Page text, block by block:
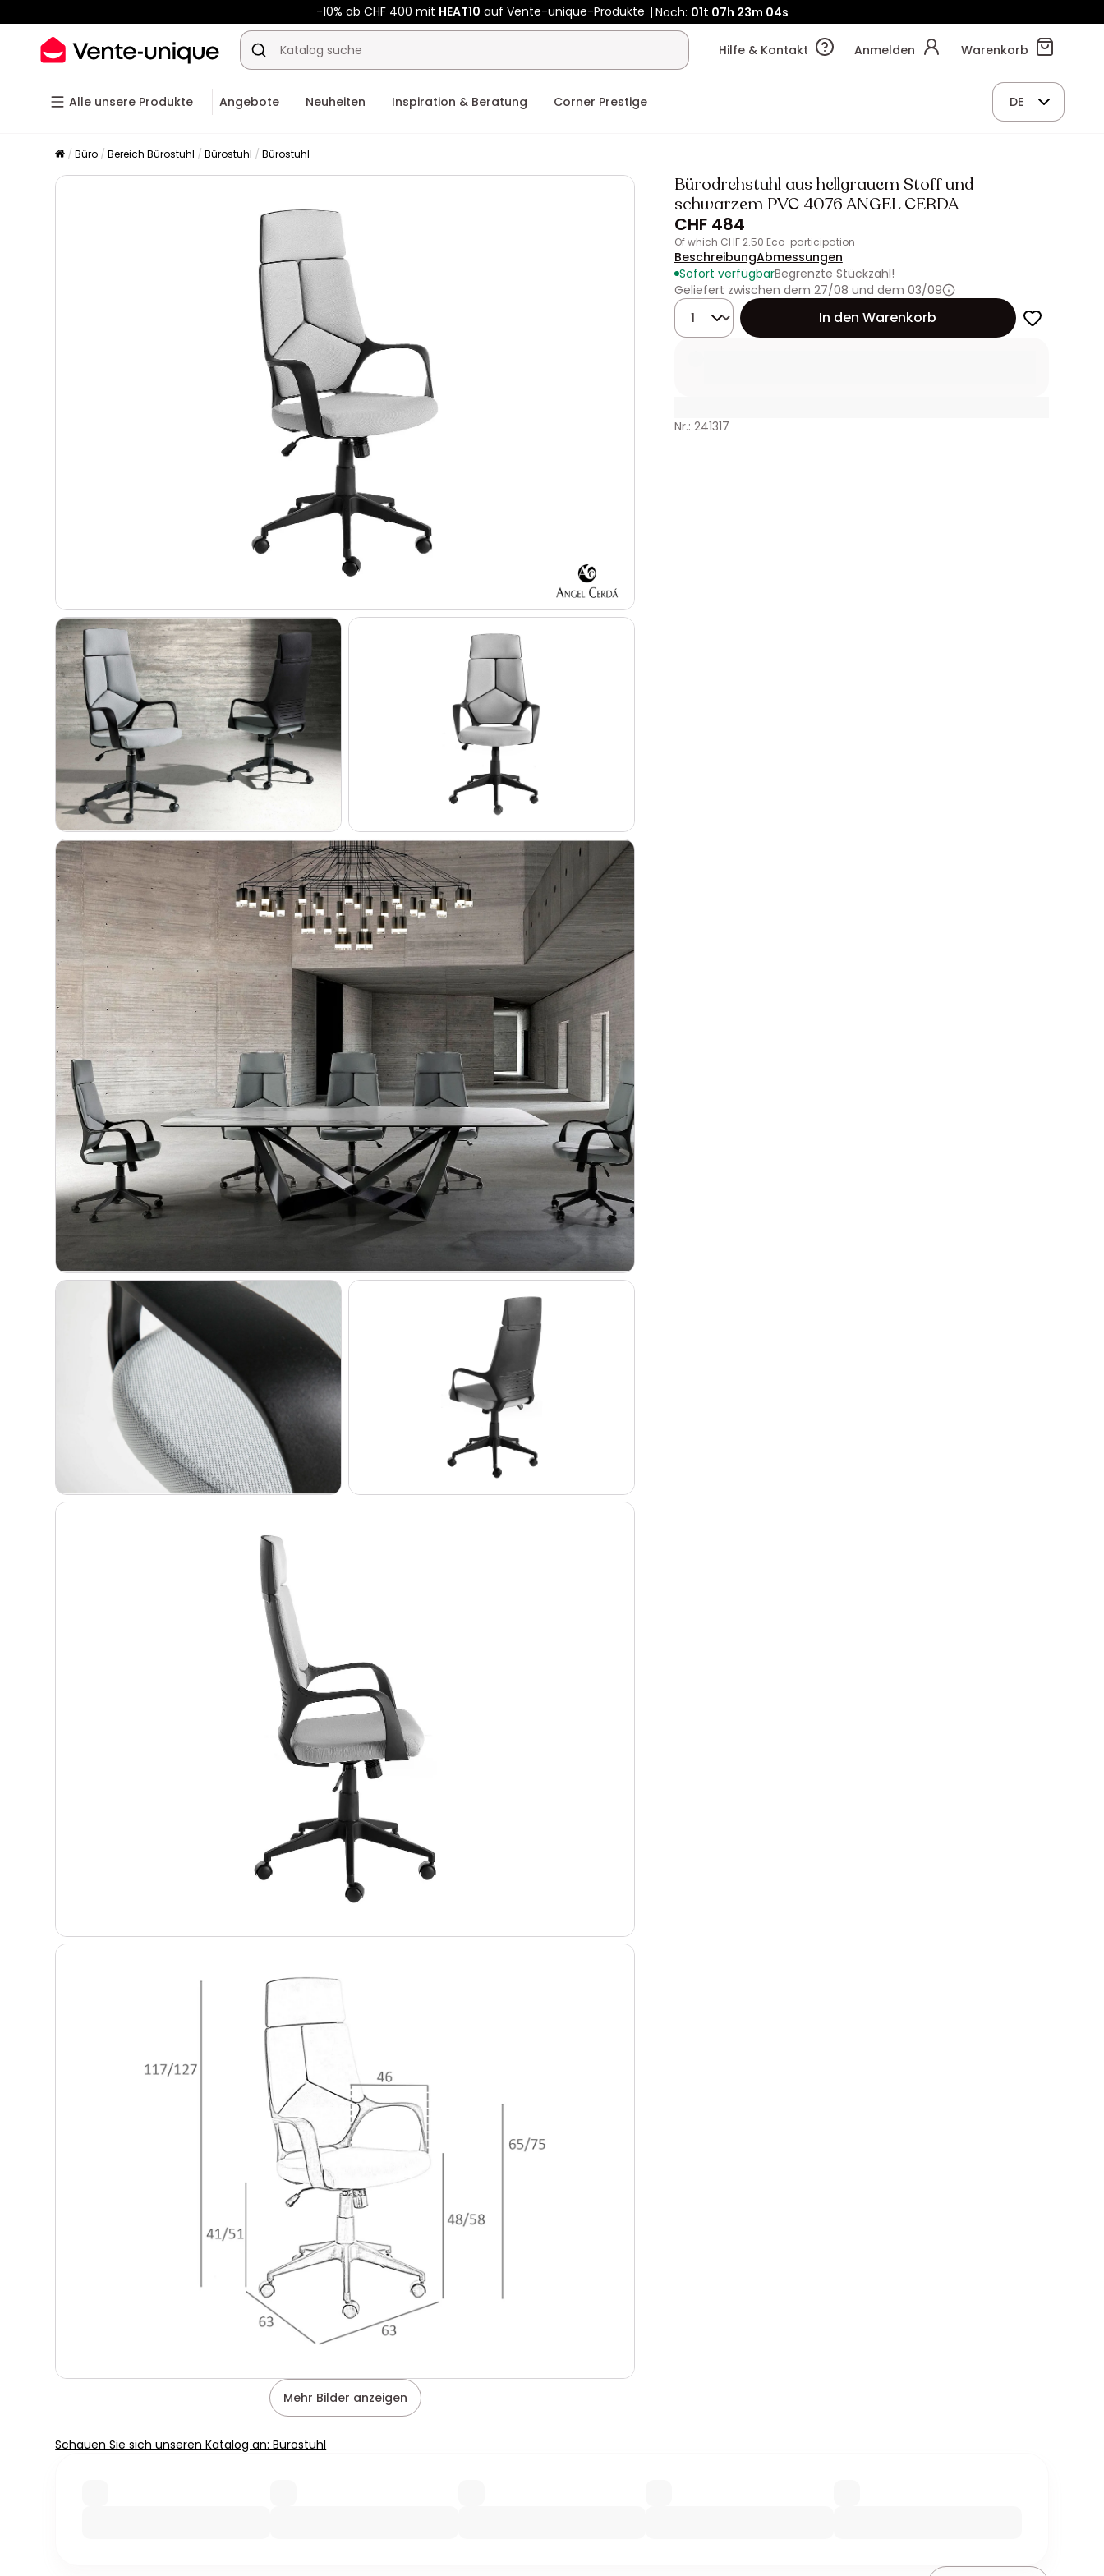
-10% ab CHF 400 mit HEAT10 auf Vente-unique-Produkte Noch: 01t 07h 23m 02s
Hilfe & Kontakt Anmelden Warenkorb
Alle unsere Produkte Angebote Neuheiten Inspiration & Beratung Corner Prestige DE
Büro Bereich Bürostuhl Bürostuhl Bürostuhl
Mehr Bilder anzeigen
Bürodrehstuhl aus hellgrauem Stoff und
schwarzem PVC 4076 ANGEL CERDA
CHF 484
of which CHF 2.50 Eco-participation
BeschreibungAbmessungen
Sofort verfügbarBegrenzte Stückzahl!
Geliefert zwischen dem 27/08 und dem 03/09
Menge
In den Warenkorb
Nr.: 241317
Schauen Sie sich unseren Katalog an: Bürostuhl